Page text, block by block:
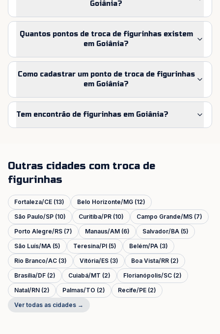
Goiânia?
Quantos pontos de troca de figurinhas existem
em Goiânia?
Como cadastrar um ponto de troca de figurinhas
em Goiânia?
Tem encontrão de figurinhas em Goiânia?
Outras cidades com troca de
figurinhas
Fortaleza/CE (13) Belo Horizonte/MG (12)
São Paulo/SP (10) Curitiba/PR (10) Campo Grande/MS (7)
Porto Alegre/RS (7) Manaus/AM (6) Salvador/BA (5)
São Luís/MA (5) Teresina/PI (5) Belém/PA (3)
Rio Branco/AC (3) Vitória/ES (3) Boa Vista/RR (2)
Brasília/DF (2) Cuiabá/MT (2) Florianópolis/SC (2)
Natal/RN (2) Palmas/TO (2) Recife/PE (2)
Ver todas as cidades →